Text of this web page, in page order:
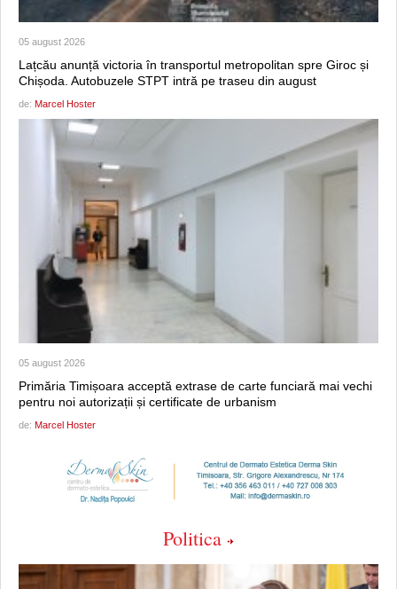
05 august 2026
Lațcău anunță victoria în transportul metropolitan spre Giroc și
Chișoda. Autobuzele STPT intră pe traseu din august
de: Marcel Hoster
05 august 2026
Primăria Timișoara acceptă extrase de carte funciară mai vechi
pentru noi autorizații și certificate de urbanism
de: Marcel Hoster
Politica